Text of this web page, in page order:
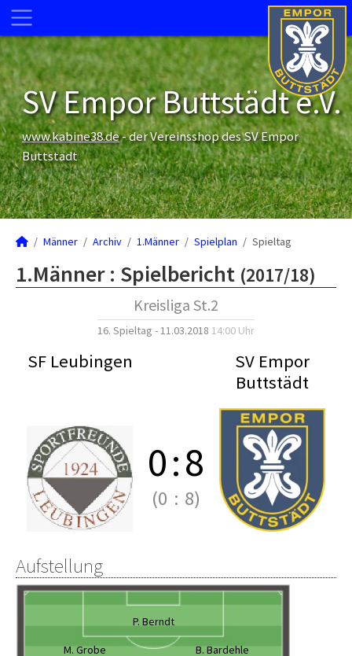
SV Empor Buttstädt e.V.
www.kabine38.de- der Vereinsshop des SV Empor
Buttstädt
Männer Archiv 1.Männer Spielplan Spieltag
1.Männer : Spielbericht (2017/18)
Kreisliga St.2
16. Spieltag - 11.03.2018 14:00 Uhr
SF Leubingen
SV Empor
Buttstädt
0:8
(0 : 8)
Aufstellung
P. Berndt
M. Grobe
B. Bardehle